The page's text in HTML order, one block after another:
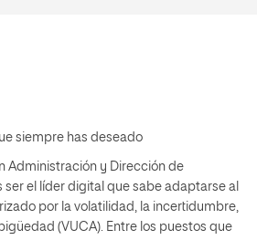
siempre has deseado
Administración y Dirección de
ser el líder digital que sabe adaptarse al
por la volatilidad, la incertidumbre,
(VUCA). Entre los puestos que